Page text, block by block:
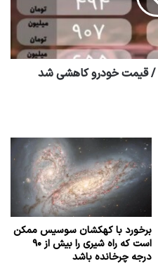
برخورد با کهکشان سوسیس ممکن
است که راه شیری را بیش از ۹۰
درجه چرخانده باشد